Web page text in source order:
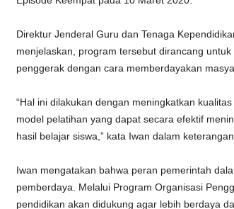
Direktur Jenderal Guru dan Tenaga
menjelaskan, program tersebut dirancang
penggerak dengan cara memberdayakan
“Hal ini dilakukan dengan meningkatkan
model pelatihan yang dapat secara efektif
hasil belajar siswa,” kata Iwan dalam
Iwan mengatakan bahwa peran pemerintah
pemberdaya. Melalui Program Organisasi
pendidikan akan didukung agar lebih berdaya